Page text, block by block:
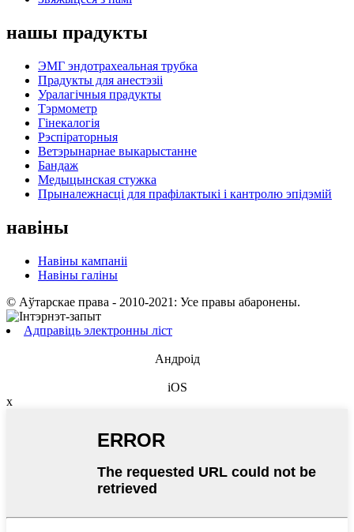
нашы прадукты
ЭМГ эндотрахеальная трубка
Прадукты для анестэзіі
Уралагічныя прадукты
Тэрмометр
Гінекалогія
Рэспіраторныя
Ветэрынарнае выкарыстанне
Бандаж
Медыцынская стужка
Прыналежнасці для прафілактыкі і кантролю эпідэмій
навіны
Навіны кампаніі
Навіны галіны
© Аўтарскае права - 2010-2021: Усе правы абаронены.
Адправіць электронны ліст
Андроід
iOS
x